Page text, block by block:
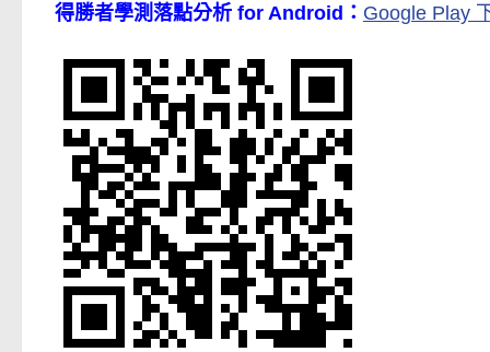
得勝者學測落點分析 for Android： Google Play